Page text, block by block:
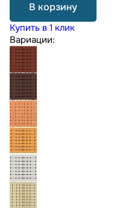
В корзину
Купить в 1 клик
Вариации: